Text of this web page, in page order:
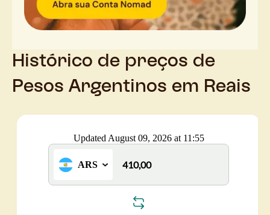
Histórico de preços de
Pesos Argentinos em Reais